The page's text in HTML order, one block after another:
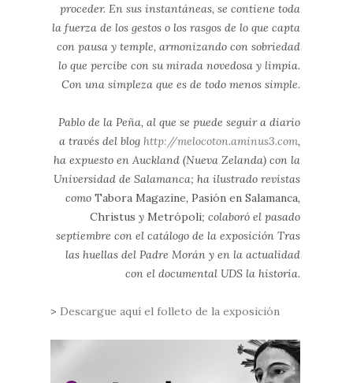
proceder. En sus instantáneas, se contiene toda
la fuerza de los gestos o los rasgos de lo que capta
con pausa y temple, armonizando con sobriedad
lo que percibe con su mirada novedosa y limpia.
Con una simpleza que es de todo menos simple.
Pablo de la Peña, al que se puede seguir a diario
a través del blog http://melocoton.aminus3.com,
ha expuesto en Auckland (Nueva Zelanda) con la
Universidad de Salamanca; ha ilustrado revistas
como Tabora Magazine, Pasión en Salamanca,
Christus y Metrópoli; colaboró el pasado
septiembre con el catálogo de la exposición Tras
las huellas del Padre Morán y en la actualidad
con el documental UDS la historia.
> Descargue aquí el folleto de la exposición